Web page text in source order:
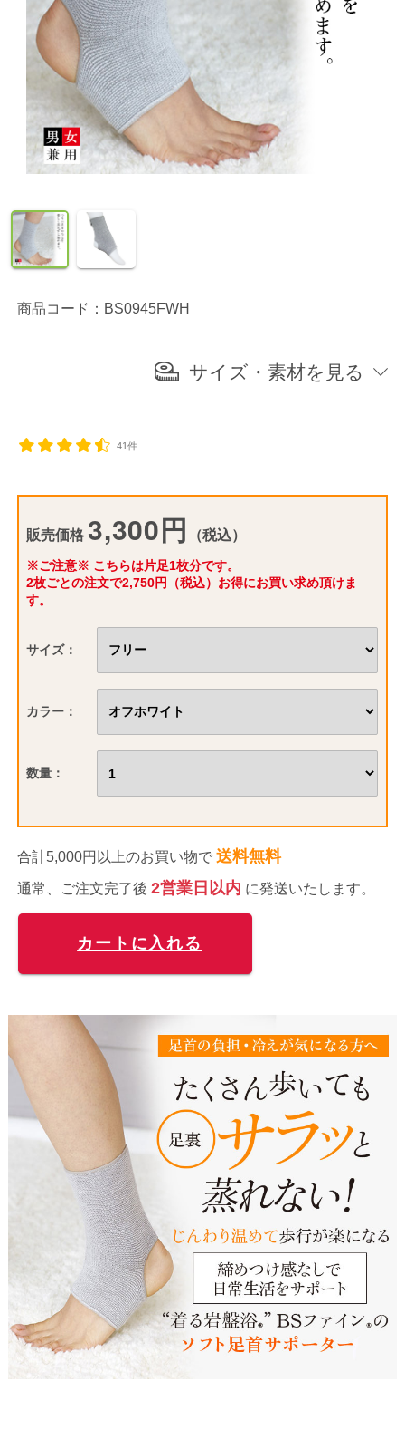
商品コード：BS0945FWH
サイズ・素材を見る
41件
販売価格 3,300円 （税込）
※ご注意※ こちらは片足1枚分です。
2枚ごとの注文で2,750円（税込）お得にお買い求め頂けま
す。
サイズ：
カラー：
数量：
合計5,000円以上のお買い物で 送料無料
通常、ご注文完了後 2営業日以内 に発送いたします。
カートに入れる